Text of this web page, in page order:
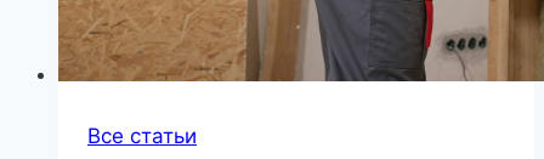
Все статьи